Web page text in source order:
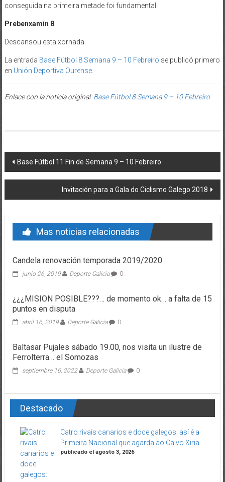
conseguida na primeira metade foi fundamental.
Prebenxamín B
Descansou esta xornada.
La entrada Base Fútbol 8 Semana 9 – 10 Febreiro se publicó primero
en Unión Deportiva Ourense.
Enlace con la noticia original:Base Fútbol 8 Semana 9 – 10 Febreiro
Post navigation
Base Fútbol 11 Fin de Semana 9 – 10 Febreiro
Invitación para a Gala do Ciclismo Galego 2018
Mas noticias relacionadas
Candela renovación temporada 2019/2020
junio 26, 2019 Deporte Galicia 0
¿¿¿MISION POSIBLE???… de momento ok… a falta de 15
puntos en disputa
abril 16, 2019 Deporte Galicia 0
Baltasar Pujales sábado 19.00, nos visita un ilustre de
Ferrolterra… el Somozas
septiembre 16, 2022 Deporte Galicia 0
Destacado
Catro rivais canarios e doce galegos: así é a
Primeira Nacional que agarda ao Calvo Xiria
publicado el agosto 3, 2026